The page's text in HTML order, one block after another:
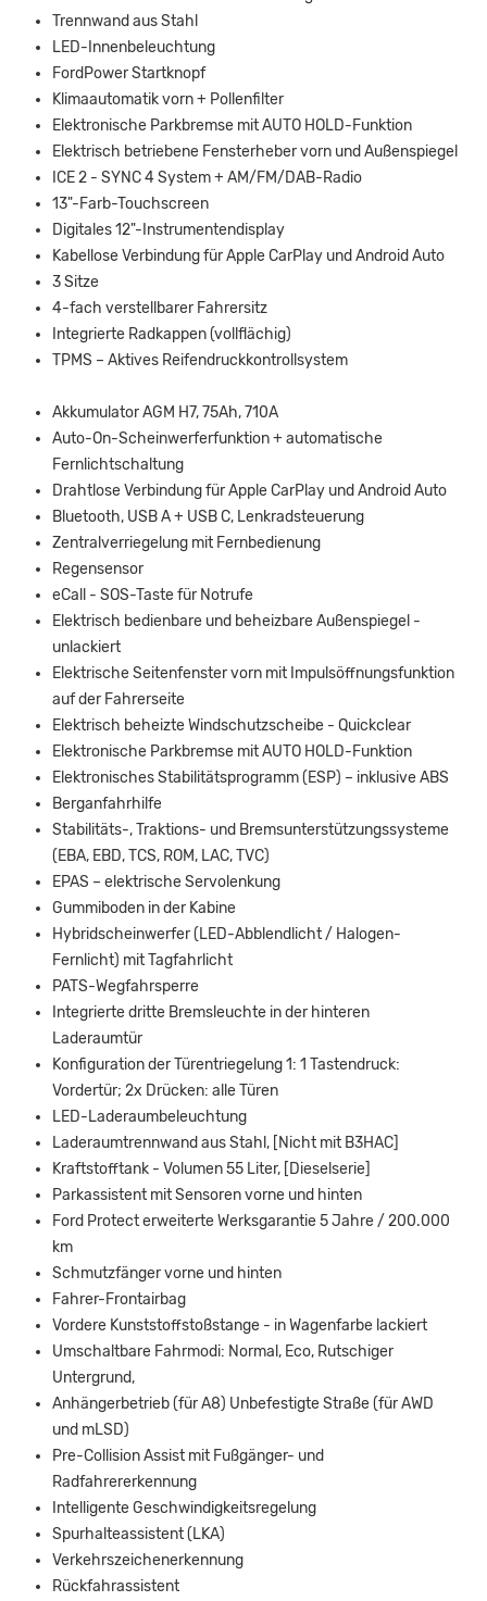
Trennwand aus Stahl
LED-Innenbeleuchtung
FordPower Startknopf
Klimaautomatik vorn + Pollenfilter
Elektronische Parkbremse mit AUTO HOLD-Funktion
Elektrisch betriebene Fensterheber vorn und Außenspiegel
ICE 2 - SYNC 4 System + AM/FM/DAB-Radio
13"-Farb-Touchscreen
Digitales 12"-Instrumentendisplay
Kabellose Verbindung für Apple CarPlay und Android Auto
3 Sitze
4-fach verstellbarer Fahrersitz
Integrierte Radkappen (vollflächig)
TPMS – Aktives Reifendruckkontrollsystem
Akkumulator AGM H7, 75Ah, 710A
Auto-On-Scheinwerferfunktion + automatische
Fernlichtschaltung
Drahtlose Verbindung für Apple CarPlay und Android Auto
Bluetooth, USB A + USB C, Lenkradsteuerung
Zentralverriegelung mit Fernbedienung
Regensensor
eCall - SOS-Taste für Notrufe
Elektrisch bedienbare und beheizbare Außenspiegel -
unlackiert
Elektrische Seitenfenster vorn mit Impulsöffnungsfunktion
auf der Fahrerseite
Elektrisch beheizte Windschutzscheibe - Quickclear
Elektronische Parkbremse mit AUTO HOLD-Funktion
Elektronisches Stabilitätsprogramm (ESP) – inklusive ABS
Berganfahrhilfe
Stabilitäts-, Traktions- und Bremsunterstützungssysteme
(EBA, EBD, TCS, ROM, LAC, TVC)
EPAS – elektrische Servolenkung
Gummiboden in der Kabine
Hybridscheinwerfer (LED-Abblendlicht / Halogen-
Fernlicht) mit Tagfahrlicht
PATS-Wegfahrsperre
Integrierte dritte Bremsleuchte in der hinteren
Laderaumtür
Konfiguration der Türentriegelung 1: 1 Tastendruck:
Vordertür; 2x Drücken: alle Türen
LED-Laderaumbeleuchtung
Laderaumtrennwand aus Stahl, [Nicht mit B3HAC]
Kraftstofftank - Volumen 55 Liter, [Dieselserie]
Parkassistent mit Sensoren vorne und hinten
Ford Protect erweiterte Werksgarantie 5 Jahre / 200.000
km
Schmutzfänger vorne und hinten
Fahrer-Frontairbag
Vordere Kunststoffstoßstange - in Wagenfarbe lackiert
Umschaltbare Fahrmodi: Normal, Eco, Rutschiger
Untergrund,
Anhängerbetrieb (für A8) Unbefestigte Straße (für AWD
und mLSD)
Pre-Collision Assist mit Fußgänger- und
Radfahrererkennung
Intelligente Geschwindigkeitsregelung
Spurhalteassistent (LKA)
Verkehrszeichenerkennung
Rückfahrassistent